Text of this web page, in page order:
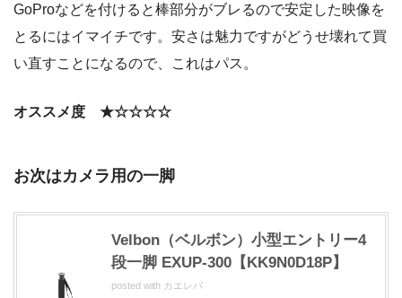
GoProなどを付けると棒部分がブレるので安定した映像を
とるにはイマイチです。安さは魅力ですがどうせ壊れて買
い直すことになるので、これはパス。
オススメ度 ★☆☆☆☆
お次はカメラ用の一脚
Velbon（ベルボン）小型エントリー4
段一脚 EXUP-300【KK9N0D18P】
posted with カエレバ